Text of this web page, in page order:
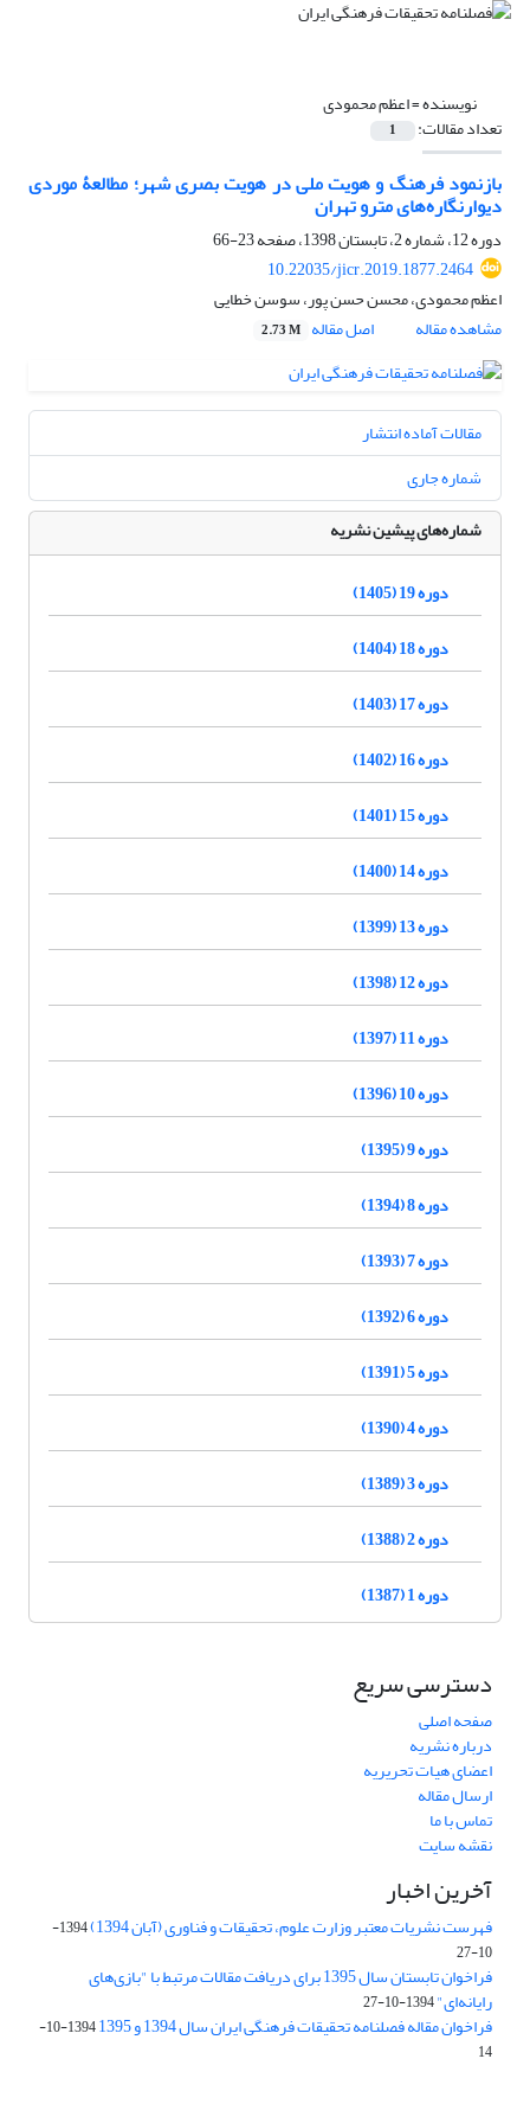
نویسنده =اعظم محمودی
تعداد مقالات: 1
بازنمود فرهنگ و هویت ملی در هویت بصری شهر؛ مطالعۀ موردی
دیوارنگاره‌های مترو تهران
دوره 12، شماره 2، تابستان 1398، صفحه
23-66
10.22035/jicr.2019.1877.2464
اعظم محمودی، محسن حسن پور، سوسن خطایی
مشاهده مقاله
اصل مقاله 2.73 M
مقالات آماده انتشار
شماره جاری
شماره‌های پیشین نشریه
دوره 19 (1405)
دوره 18 (1404)
دوره 17 (1403)
دوره 16 (1402)
دوره 15 (1401)
دوره 14 (1400)
دوره 13 (1399)
دوره 12 (1398)
دوره 11 (1397)
دوره 10 (1396)
دوره 9 (1395)
دوره 8 (1394)
دوره 7 (1393)
دوره 6 (1392)
دوره 5 (1391)
دوره 4 (1390)
دوره 3 (1389)
دوره 2 (1388)
دوره 1 (1387)
دسترسی سریع
صفحه اصلی
درباره نشریه
اعضای هیات تحریریه
ارسال مقاله
تماس با ما
نقشه سایت
آخرین اخبار
فهرست نشریات معتبر وزارت علوم، تحقیقات و فناوری (آبان 1394)
1394-
10-27
فراخوان تابستان سال 1395 برای دریافت مقالات مرتبط با "بازی‌های
رایانه‌ای"1394-10-27
فراخوان مقاله فصلنامه تحقیقات فرهنگی ایران سال 1394 و 1395
1394-10-
14